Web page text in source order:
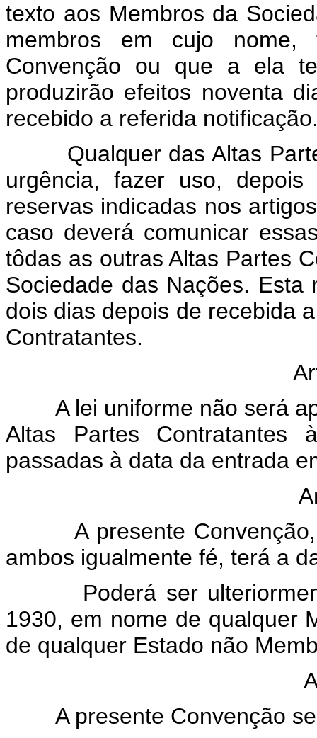
texto aos Membros da
membros em cujo nome,
Convenção ou que a ela
produzirão efeitos noventa
recebido a referida
Qualquer das Altas
urgência, fazer uso,
reservas indicadas nos
caso deverá comunicar
tôdas as outras Altas Partes
Sociedade das Nações. Esta
dois dias depois de recebida
Contratantes.
A lei uniforme não será
Altas Partes Contratantes
passadas à data da entrada
A presente Convenção,
ambos igualmente fé, terá a
Poderá ser
1930, em nome de qualquer
de qualquer Estado não
A presente Convenção